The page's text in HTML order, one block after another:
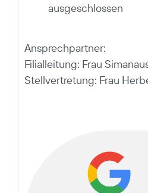
ausgeschlossen
Ansprechpartner:
Filialleitung: Frau
Stellvertretung: Frau